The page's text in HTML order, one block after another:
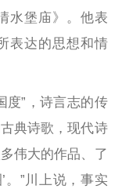
水堡庙》。他表
表达的思想和情
度”，诗言志的传
典诗歌，现代诗
伟大的作品、了
。”川上说，事实